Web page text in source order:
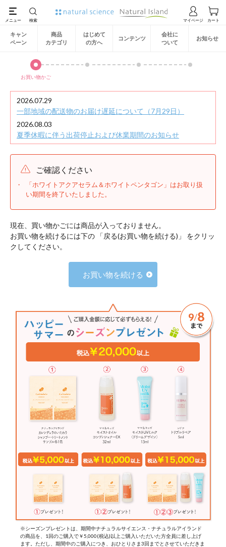
キャン
ペーン
商品
カテゴリ
はじめて
の方へ
コンテンツ
会社に
ついて
お知らせ
お買い物かご
2026.07.29
一部地域の配送物のお届け遅延について（7月29日）
2026.08.03
夏季休暇に伴う出荷停止および休業期間のお知らせ
ご確認ください
「ホワイトアクアセラム＆ホワイトペンタゴン」はお取り扱
い期間を終了いたしました。
現在、買い物かごには商品が入っておりません。
お買い物を続けるには下の 「戻る(お買い物を続ける)」 をクリッ
クしてください。
お買い物を続ける
※シーズンプレゼントは、期間中ナチュラルサイエンス・ナチュラルアイランド
の商品を、1回のご購入で￥5,000(税込)以上ご購入いただいた方全員に差し上げ
ます。ただし、期間中のご購入につき、おひとりさま3回までとさせていただきま